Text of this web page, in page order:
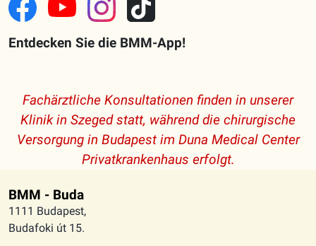
Entdecken Sie die BMM-App!
Fachärztliche Konsultationen finden in unserer
Klinik in Szeged statt, während die chirurgische
Versorgung in Budapest im Duna Medical Center
Privatkrankenhaus erfolgt.
BMM - Buda
1111 Budapest,
Budafoki út 15.